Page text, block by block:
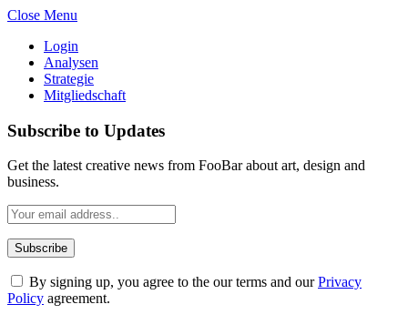
Close Menu
Login
Analysen
Strategie
Mitgliedschaft
Subscribe to Updates
Get the latest creative news from FooBar about art, design and
business.
By signing up, you agree to the our terms and ourPrivacy
Policy agreement.